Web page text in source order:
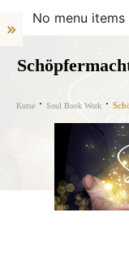
No menu
Kurse Soul Book Work